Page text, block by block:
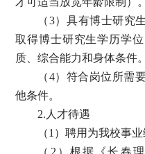
（3）具有博士研究
取得博士研究生学历学
质、综合能力和身体条件。
（4）符合岗位所需
他条件。
2.人才待遇
（1）聘用为我校事业